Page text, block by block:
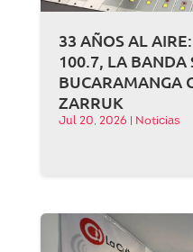
33 AÑOS AL
100.7, LA BANDA
BUCARAMANGA
ZARRUK
Jul 20, 2026 Noticias